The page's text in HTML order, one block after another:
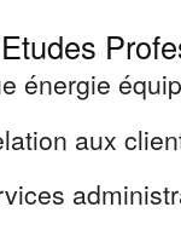
énergie
aux